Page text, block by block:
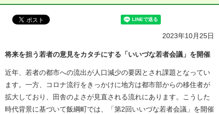
2023年10月25日
将来を担う若者の意見をカタチにする「いいづな若者会議」を開催
近年、若者の都市への流出が人口減少の要因とされ課題となってい
ます。一方、コロナ流行をきっかけに地方は都市部からの移住者が
拡大しており、田舎のよさが見直される流れにあります。こうした
時代背景に基づいて飯綱町では、「第2回いいづな若者会議」を開催